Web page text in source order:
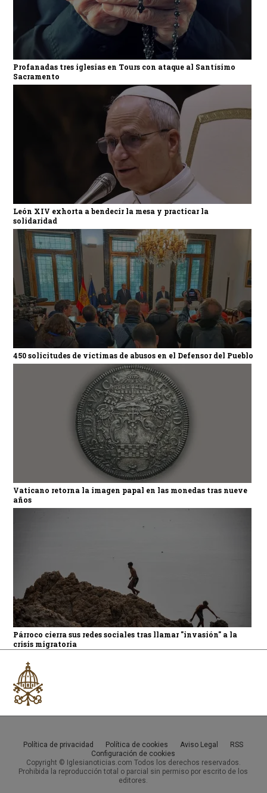
Profanadas tres iglesias en Tours con ataque al Santísimo
Sacramento
León XIV exhorta a bendecir la mesa y practicar la
solidaridad
450 solicitudes de víctimas de abusos en el Defensor del Pueblo
Vaticano retorna la imagen papal en las monedas tras nueve
años
Párroco cierra sus redes sociales tras llamar "invasión" a la
crisis migratoria
Política de privacidad Política de cookies Aviso Legal
RSS
Configuración de cookies
Copyright © Iglesianoticias.com Todos los derechos reservados.
Prohibida la reproducción total o parcial sin permiso por escrito de los
editores.